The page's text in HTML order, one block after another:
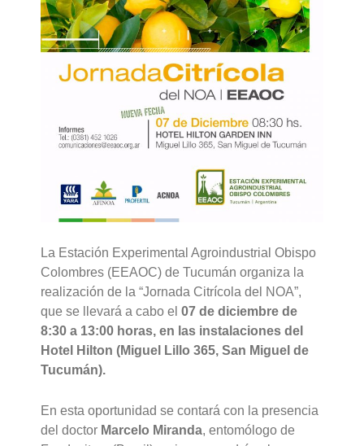
La Estación Experimental Agroindustrial Obispo
Colombres (EEAOC) de Tucumán organiza la
realización de la “Jornada Citrícola del NOA”,
que se llevará a cabo el 07 de diciembre de
8:30 a 13:00 horas, en las instalaciones del
Hotel Hilton (Miguel Lillo 365, San Miguel de
Tucumán).
En esta oportunidad se contará con la presencia
del doctor Marcelo Miranda, entomólogo de